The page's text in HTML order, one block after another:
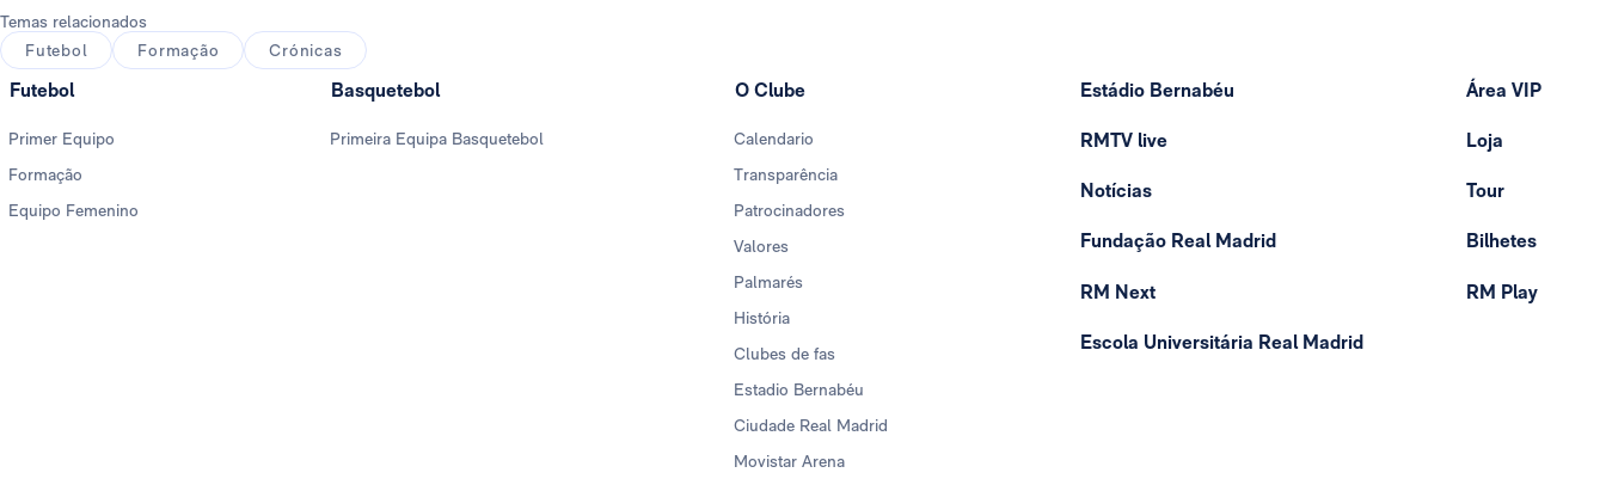
Temas relacionados
Futebol
Formação Crónicas
Futebol
Primer Equipo
Formação
Equipo Femenino
Basquetebol
Primeira Equipa Basquetebol
O Clube
Calendario
Transparência
Patrocinadores
Valores
Palmarés
História
Clubes de fas
Estadio Bernabéu
Ciudade Real Madrid
Movistar Arena
Estádio Bernabéu
RMTV live
Notícias
Fundação Real Madrid
RM Next
Escola Universitária Real Madrid
Área VIP
Loja
Tour
Bilhetes
RM Play